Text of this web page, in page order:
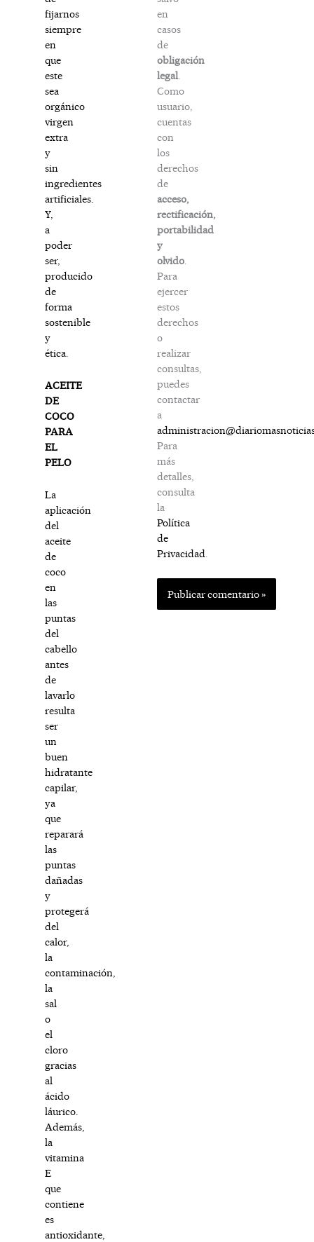
fijarnos
siempre
en
que
este
sea
orgánico
virgen
extra
y
sin
ingredientes
artificiales.
Y,
a
poder
ser,
producido
de
forma
sostenible
y
ética.
ACEITE
DE
COCO
PARA
EL
PELO
La
aplicación
del
aceite
de
coco
en
las
puntas
del
cabello
antes
de
lavarlo
resulta
ser
un
buen
hidratante
capilar,
ya
que
reparará
las
puntas
dañadas
y
protegerá
del
calor,
la
contaminación,
la
sal
o
el
cloro
gracias
al
ácido
láurico.
Además,
la
vitamina
E
que
contiene
es
antioxidante,
en
casos
de
obligación
legal.
Como
usuario,
cuentas
con
los
derechos
de
acceso,
rectificación,
portabilidad
y
olvido.
Para
ejercer
estos
derechos
o
realizar
consultas,
puedes
contactar
a
Para
más
detalles,
consulta
la
Política
de
Privacidad